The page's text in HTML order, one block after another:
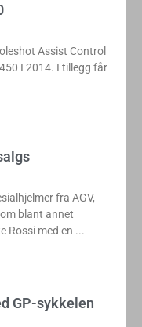
Assist Control
I 2014. I tillegg får
fra AGV,
blant annet
Rossi med en
GP-sykkelen